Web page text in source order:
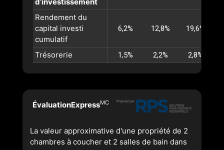
Rendement du
capital investi
cumulatif
6,2% 12,8% 19,6%
Trésorerie 1,5% 2,2% 2,8%
ÉvaluationExpressMC
La valeur approximative d'une propriété de 2
chambres à coucher et 2 salles de bain dans